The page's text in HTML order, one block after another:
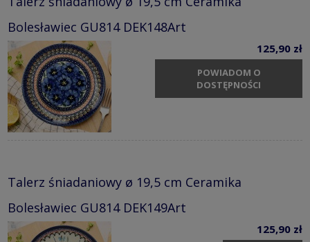
Bolesławiec GU814 DEK148Art
125,90 zł
POWIADOM O
DOSTĘPNOŚCI
Talerz śniadaniowy ø 19,5 cm Ceramika
Bolesławiec GU814 DEK149Art
125,90 zł